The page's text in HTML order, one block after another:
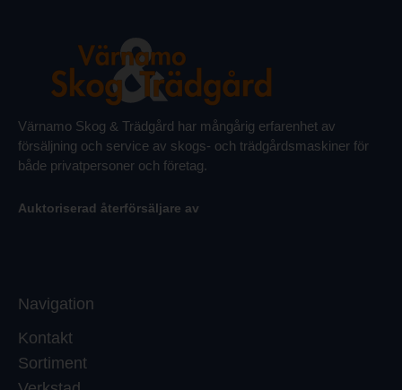
Värnamo Skog & Trädgård har mångårig erfarenhet av
försäljning och service av skogs- och trädgårdsmaskiner för
både privatpersoner och företag.
Auktoriserad återförsäljare av
Navigation
Kontakt
Sortiment